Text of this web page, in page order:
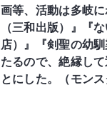
等、活動は多岐
（三和出版）』『
）』『剣聖の幼
るので、絶縁し
にした。（モン